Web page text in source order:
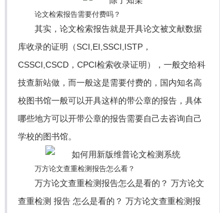
论文检索报告需要付费吗？
其实，论文检索报告就是开具论文被文献数据
库收录的证明（SCI,EI,SSCI,ISTP，
CSSCI,CSCD，CPCI检索收录证明），一般交给科
技查新站做，而一般这是需要付费的，国内知名高
校图书馆一般可以开具这样的带公章的报告，具体
哪些地方可以开带公章的报告需要自己去咨询自己
学校的图书馆。
万方论文查重检测报告怎么看？
万方论文查重检测报告怎么是看的？ 万方论文
查重检测 报告 怎么是看的？ 万方论文查重检测报